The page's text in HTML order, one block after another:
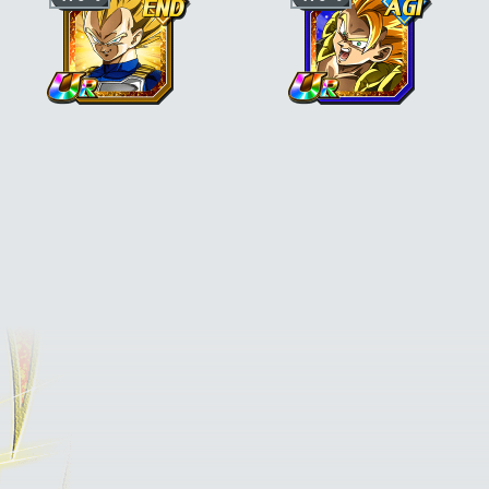
"Kamehameha"
ATT et DÉF +170 % pour la catégorie
"Enfant"